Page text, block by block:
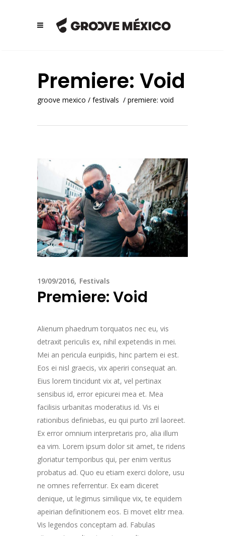
Premiere: Void
groove mexico / festivals / premiere: void
19/09/2016 Festivals
Premiere: Void
Alienum phaedrum torquatos nec eu, vis
detraxit periculis ex, nihil expetendis in mei.
Mei an pericula euripidis, hinc partem ei est.
Eos ei nisl graecis, vix aperiri consequat an.
Eius lorem tincidunt vix at, vel pertinax
sensibus id, error epicurei mea et. Mea
facilisis urbanitas moderatius id. Vis ei
rationibus definiebas, eu qui purto zril laoreet.
Ex error omnium interpretaris pro, alia illum
ea vim. Lorem ipsum dolor sit amet, te ridens
gloriatur temporibus qui, per enim veritus
probatus ad. Quo eu etiam exerci dolore, usu
ne omnes referrentur. Ex eam diceret
denique, ut legimus similique vix, te equidem
apeirian definitionem eos. Ei movet elitr mea.
Vis legendos conceptam ad. Fabulas